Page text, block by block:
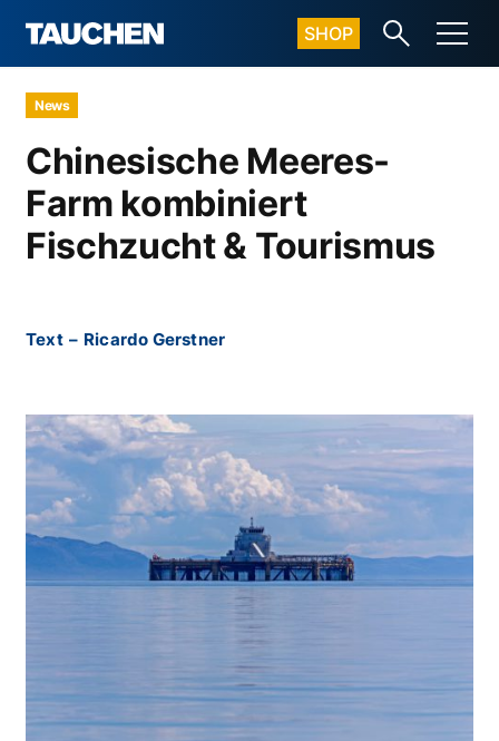
SHOP
News
Chinesische Meeres-
Farm kombiniert
Fischzucht & Tourismus
Text – Ricardo Gerstner